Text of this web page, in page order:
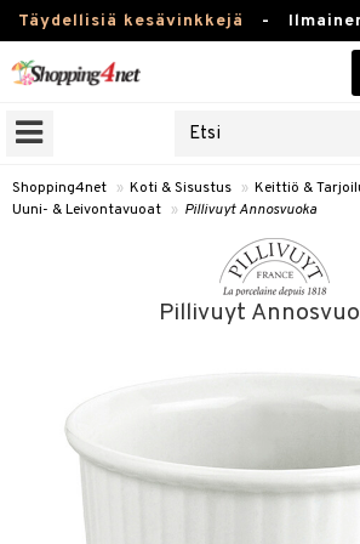
Täydellisiä kesävinkkejä -
Kauneudenhoito
Piilolinssit
Lelut, Lapsi & Vauva
Tuotemerkkejä
Kampanjat
Shopping4net » Koti & Sisustus » Keittiö &
Uuni- & Leivontavuoat » Pillivuyt Annosvuoka
Pillivuyt
Tee & Espresso